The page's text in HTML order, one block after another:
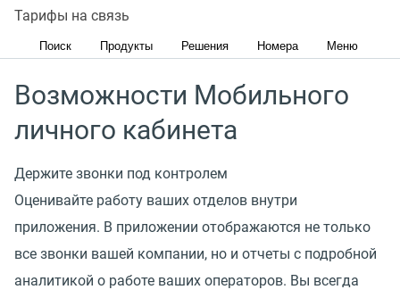
Тарифы на связь
Поиск Продукты Решения Номера Меню
значит, что вы не потеряете клиентов и обеспечите
стабильную работу компании.
Возможности Мобильного
личного кабинета
Держите звонки под контролем
Оценивайте работу ваших отделов внутри
приложения. В приложении отображаются не только
все звонки вашей компании, но и отчеты с подробной
аналитикой о работе ваших операторов. Вы всегда